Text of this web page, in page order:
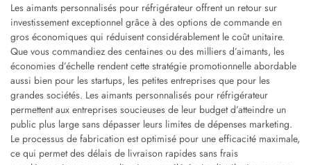
Les aimants personnalisés pour réfrigérateur offrent un retour sur
investissement exceptionnel grâce à des options de commande en
gros économiques qui réduisent considérablement le coût unitaire.
Que vous commandiez des centaines ou des milliers d’aimants, les
économies d’échelle rendent cette stratégie promotionnelle abordable
aussi bien pour les startups, les petites entreprises que pour les
grandes sociétés. Les aimants personnalisés pour réfrigérateur
permettent aux entreprises soucieuses de leur budget d’atteindre un
public plus large sans dépasser leurs limites de dépenses marketing.
Le processus de fabrication est optimisé pour une efficacité maximale,
ce qui permet des délais de livraison rapides sans frais